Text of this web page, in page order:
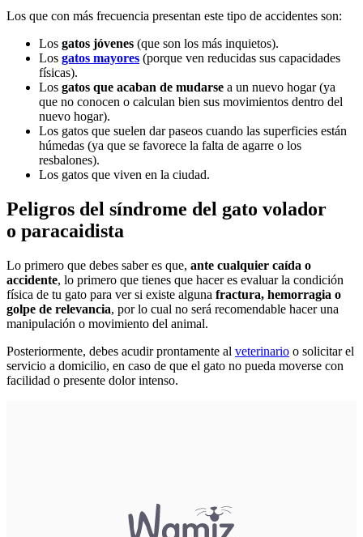
Los que con más frecuencia presentan este tipo de accidentes son:
Los gatos jóvenes (que son los más inquietos).
Los gatos mayores (porque ven reducidas sus capacidades
físicas).
Los gatos que acaban de mudarse a un nuevo hogar (ya
que no conocen o calculan bien sus movimientos dentro del
nuevo hogar).
Los gatos que suelen dar paseos cuando las superficies están
húmedas (ya que se favorece la falta de agarre o los
resbalones).
Los gatos que viven en la ciudad.
Peligros del síndrome del gato volador
o paracaidista
Lo primero que debes saber es que, ante cualquier caída o
accidente, lo primero que tienes que hacer es evaluar la condición
física de tu gato para ver si existe alguna fractura, hemorragia o
golpe de relevancia, por lo cual no será recomendable hacer una
manipulación o movimiento del animal.
Posteriormente, debes acudir prontamente al veterinario o solicitar el
servicio a domicilio, en caso de que el gato no pueda moverse con
facilidad o presente dolor intenso.